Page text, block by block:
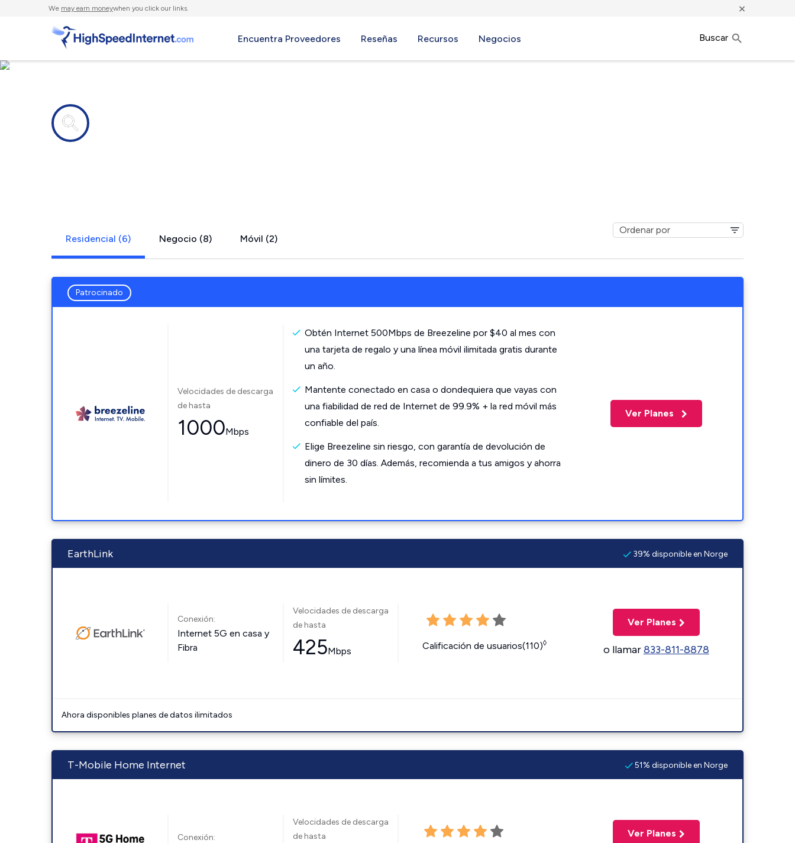
We may earn moneywhen you click our links. ×
Encuentra Proveedores Reseñas Recursos Negocios Buscar
Residencial (6) Negocio (8) Móvil (2)
Patrocinado
Velocidades de descarga
de hasta
1000Mbps
Obtén Internet 500Mbps de Breezeline por $40 al mes con
una tarjeta de regalo y una línea móvil ilimitada gratis durante
un año.
Mantente conectado en casa o dondequiera que vayas con
una fiabilidad de red de Internet de 99.9% + la red móvil más
confiable del país.
Elige Breezeline sin riesgo, con garantía de devolución de
dinero de 30 días. Además, recomienda a tus amigos y ahorra
sin límites.
Ver Planes
EarthLink 39% disponible en Norge
Conexión:
Internet 5G en casa y
Fibra
Velocidades de descarga
de hasta
425Mbps Calificación de usuarios(110)◊
Ver Planes
o llamar833-811-8878
Ahora disponibles planes de datos ilimitados
T-Mobile Home Internet 51% disponible en Norge
Conexión:
Velocidades de descarga
de hasta
Ver Planes